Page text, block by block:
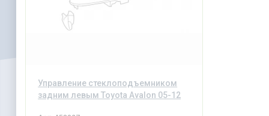
Управление стеклоподъемником
задним левым Toyota Avalon 05-12